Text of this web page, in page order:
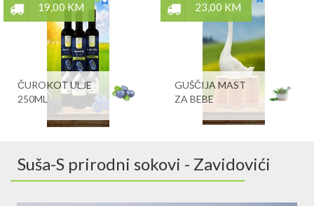
19,00 KM
ČUROKOT ULJE
250ML
23,00 KM
GUŠČIJA MAST
ZA BEBE
Suša-S prirodni sokovi - Zavidovići